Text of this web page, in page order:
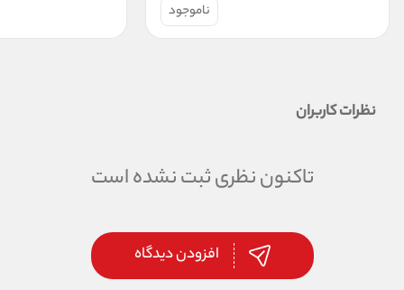
ناموجود
نظرات کاربران
تاکنون نظری ثبت نشده است
افزودن دیدگاه